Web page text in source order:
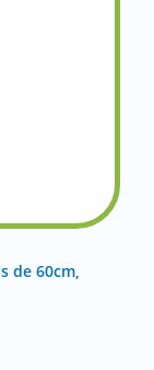
de 60cm,